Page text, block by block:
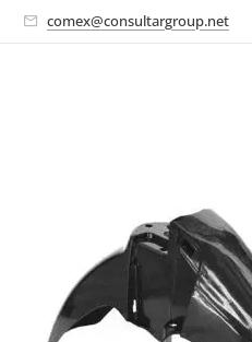
comex@consultargroup.net